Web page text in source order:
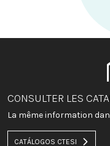
CONSULTER LES
La même information
CATÁLOGOS CTESI